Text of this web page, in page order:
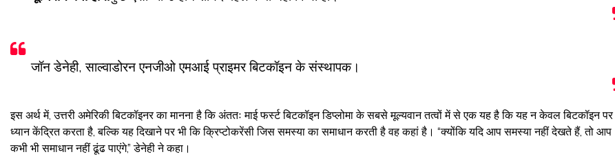
जॉन डेनेही, साल्वाडोरन एनजीओ एमआई प्राइमर बिटकॉइन के संस्थापक।
इस अर्थ में, उत्तरी अमेरिकी बिटकॉइनर का मानना ​​है कि अंततः माई फर्स्ट बिटकॉइन डिप्लोमा के सबसे मूल्यवान तत्वों में से एक यह है कि यह न केवल बिटकॉइन पर
ध्यान केंद्रित करता है, बल्कि यह दिखाने पर भी कि क्रिप्टोकरेंसी जिस समस्या का समाधान करती है वह कहां है। “क्योंकि यदि आप समस्या नहीं देखते हैं, तो आप
कभी भी समाधान नहीं ढूंढ पाएंगे,” डेनेही ने कहा।